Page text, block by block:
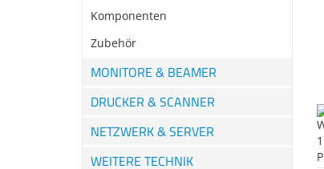
Komponenten
Zubehör
MONITORE & BEAMER
DRUCKER & SCANNER
NETZWERK & SERVER
WEITERE TECHNIK